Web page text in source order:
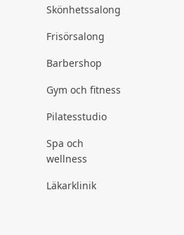
Skönhetssalong
Frisörsalong
Barbershop
Gym och fitness
Pilatesstudio
Spa och
wellness
Läkarklinik